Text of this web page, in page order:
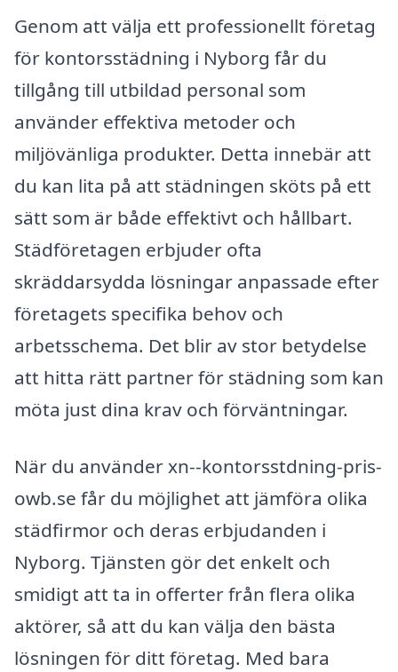
Genom att välja ett professionellt företag
för kontorsstädning i Nyborg får du
tillgång till utbildad personal som
använder effektiva metoder och
miljövänliga produkter. Detta innebär att
du kan lita på att städningen sköts på ett
sätt som är både effektivt och hållbart.
Städföretagen erbjuder ofta
skräddarsydda lösningar anpassade efter
företagets specifika behov och
arbetsschema. Det blir av stor betydelse
att hitta rätt partner för städning som kan
möta just dina krav och förväntningar.
När du använder xn--kontorsstdning-pris-
owb.se får du möjlighet att jämföra olika
städfirmor och deras erbjudanden i
Nyborg. Tjänsten gör det enkelt och
smidigt att ta in offerter från flera olika
aktörer, så att du kan välja den bästa
lösningen för ditt företag. Med bara